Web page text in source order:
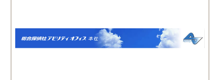
入り、妻が男とラブホテ
に入って行った瞬間を押
えたとのことでした。あ